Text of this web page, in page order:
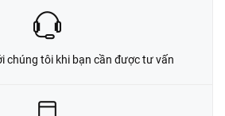
chúng tôi khi bạn cần được tư vấn